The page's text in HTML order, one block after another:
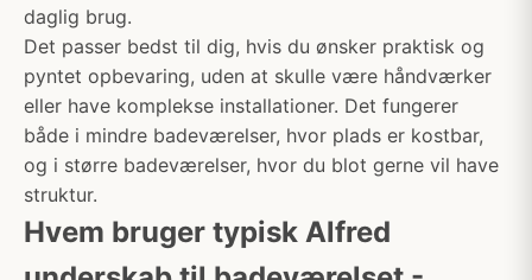
daglig brug.
Det passer bedst til dig, hvis du ønsker praktisk og
pyntet opbevaring, uden at skulle være håndværker
eller have komplekse installationer. Det fungerer
både i mindre badeværelser, hvor plads er kostbar,
og i større badeværelser, hvor du blot gerne vil have
struktur.
Hvem bruger typisk Alfred